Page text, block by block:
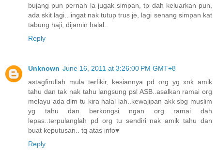
bujang pun pernah la jugak simpan, tp dah keluarkan pun,
ada skit lagi.. ingat nak tutup trus je, lagi senang simpan kat
tabung haji, dijamin halal..
Reply
Unknown June 16, 2011 at 3:26:00 PM GMT+8
astagfirullah..mula terfikir, kesiannya pd org yg xnk amik
tahu dan tak nak tahu langsung psl ASB..asalkan ramai org
melayu ada dlm tu kira halal lah..kewajipan akk sbg muslim
yg tahu dan berkongsi ngan org ramai dah
lepas..terpulanglah pd org tu sendiri nak amik tahu dan
buat keputusan.. tq atas info♥
Reply